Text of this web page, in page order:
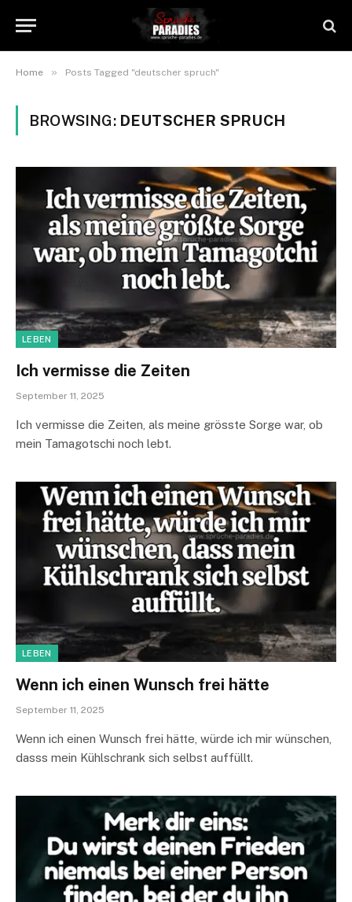
Home » Posts Tagged "deutscher spruch"
BROWSING: DEUTSCHER SPRUCH
LEBEN
Ich vermisse die Zeiten
September 11, 2025
Ich vermisse die Zeiten, als meine grösste Sorge war, ob
mein Tamagotschi noch lebt.
LEBEN
Wenn ich einen Wunsch frei hätte
September 11, 2025
Wenn ich einen Wunsch frei hätte, würde ich mir wünschen,
dasss mein Kühlschrank sich selbst auffüllt.